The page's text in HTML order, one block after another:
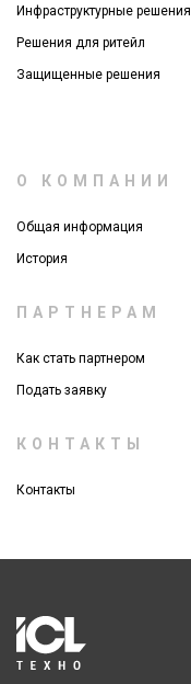
Инфраструктурные решения
Решения для ритейл
Защищенные решения
О КОМПАНИИ
Общая информация
История
ПАРТНЕРАМ
Как стать партнером
Подать заявку
КОНТАКТЫ
Контакты